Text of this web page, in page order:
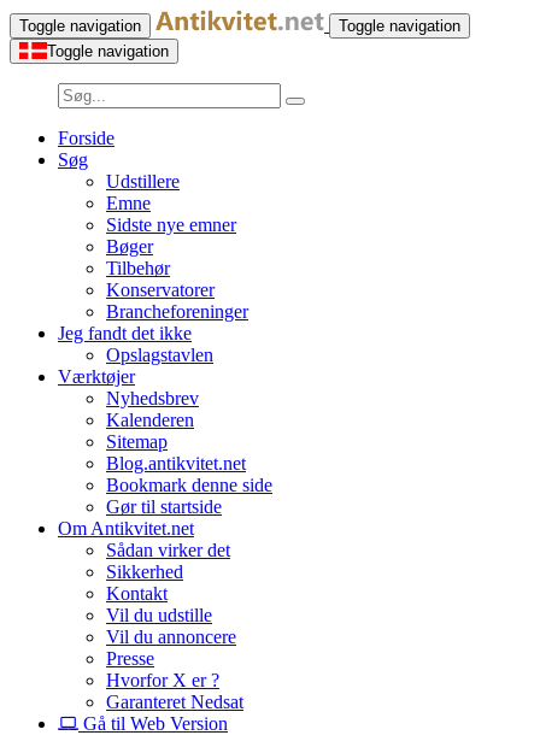
Toggle navigation
Toggle navigation
Toggle navigation
Forside
Søg
Udstillere
Emne
Sidste nye emner
Bøger
Tilbehør
Konservatorer
Brancheforeninger
Jeg fandt det ikke
Opslagstavlen
Værktøjer
Nyhedsbrev
Kalenderen
Sitemap
Blog.antikvitet.net
Bookmark denne side
Gør til startside
Om Antikvitet.net
Sådan virker det
Sikkerhed
Kontakt
Vil du udstille
Vil du annoncere
Presse
Hvorfor X er ?
Garanteret Nedsat
Gå til Web Version